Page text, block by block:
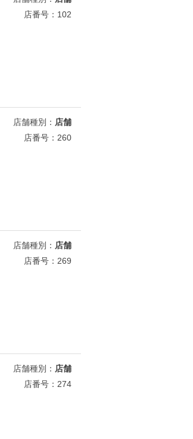
店番号：102
店舗種別： 店舗
店番号：260
店舗種別： 店舗
店番号：269
店舗種別： 店舗
店番号：274